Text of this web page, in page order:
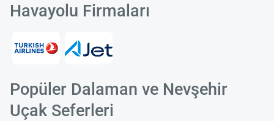
Havayolu Firmaları
Popüler Dalaman ve Nevşehir
Uçak Seferleri